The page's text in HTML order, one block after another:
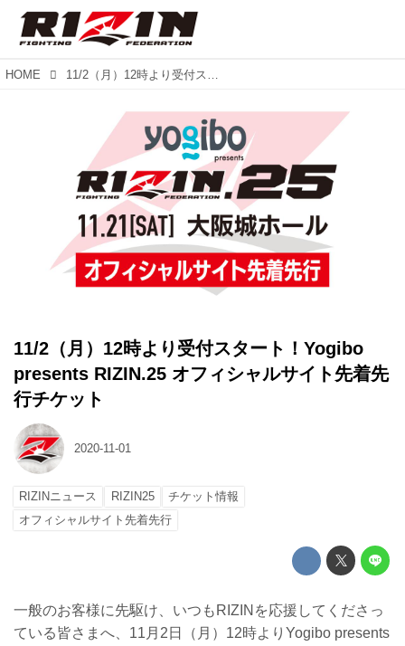
HOME 11/2（月）12時より受付スタート！Yogibo presents RIZIN.25 オフィシャルサイト先着先行チケット
11/2（月）12時より受付スタート！Yogibo
presents RIZIN.25 オフィシャルサイト先着先
行チケット
2020-11-01
RIZINニュース RIZIN25
チケット情報
オフィシャルサイト先着先行
一般のお客様に先駆け、いつもRIZINを応援してくださっ
ている皆さまへ、11月2日（月）12時よりYogibo presents